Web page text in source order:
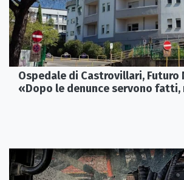
Ospedale di Castrovillari, Futuro
«Dopo le denunce servono fatti,